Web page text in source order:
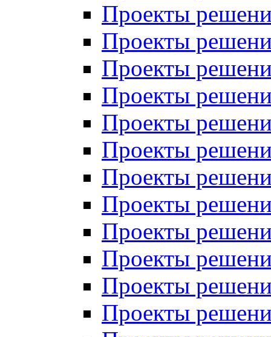
Проекты
Проекты
Проекты
Проекты
Проекты
Проекты
Проекты
Проекты
Проекты
Проекты
Проекты
Проекты